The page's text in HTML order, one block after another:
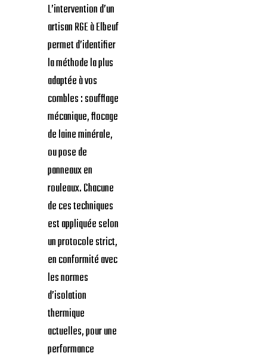
L’intervention d’un
artisan RGE à Elbeuf
permet d’identifier
la méthode la plus
adaptée à vos
combles : soufflage
mécanique, flocage
de laine minérale,
ou pose de
panneaux en
rouleaux. Chacune
de ces techniques
est appliquée selon
un protocole strict,
en conformité avec
les normes
d’isolation
thermique
actuelles, pour une
performance